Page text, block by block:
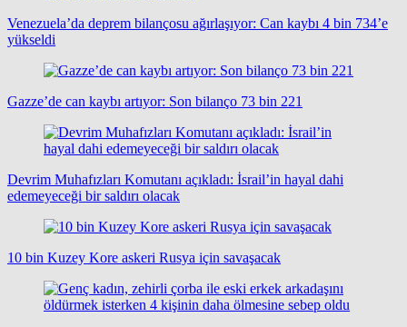
Venezuela’da deprem bilançosu ağırlaşıyor: Can kaybı 4 bin 734’e
yükseldi
Gazze’de can kaybı artıyor: Son bilanço 73 bin 221
Devrim Muhafızları Komutanı açıkladı: İsrail’in hayal dahi
edemeyeceği bir saldırı olacak
10 bin Kuzey Kore askeri Rusya için savaşacak